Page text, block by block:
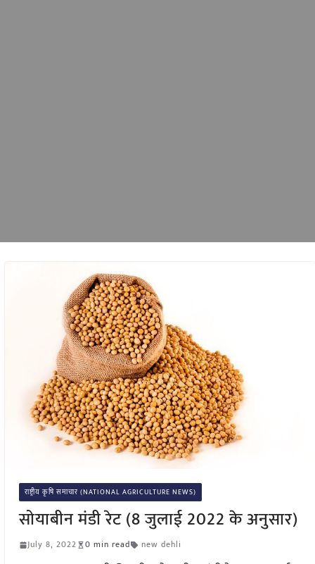
राष्ट्रीय कृषि समाचार (NATIONAL AGRICULTURE NEWS)
सोयाबीन मंडी रेट (8 जुलाई 2022 के अनुसार)
July 8, 2022 0 min read new dehli